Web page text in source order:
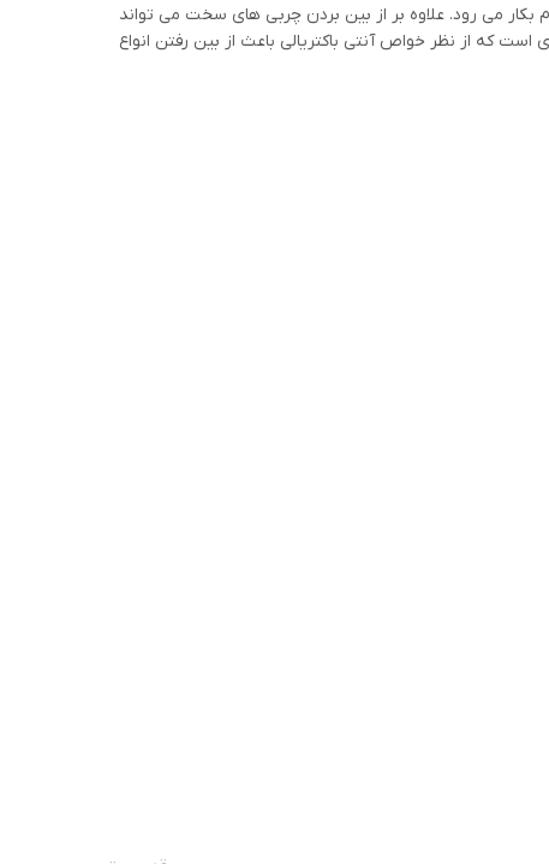
می رود. علاوه بر از بین بردن چربی های سخت می تواند
که از نظر خواص آنتی باکتریالی باعث از بین رفتن انواع